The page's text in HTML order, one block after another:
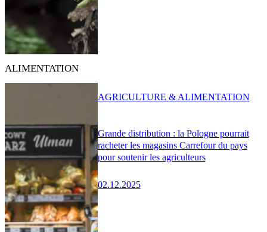
ALIMENTATION
Grande distribution : la Pologne pourrait
racheter les magasins Carrefour du pays
pour soutenir les agriculteurs
02.12.2025
AGRICULTURE & ALIMENTATION